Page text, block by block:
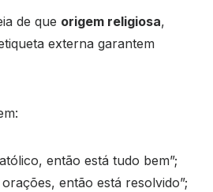
de que origem religiosa,
externa garantem
então está tudo bem”;
então está resolvido”;